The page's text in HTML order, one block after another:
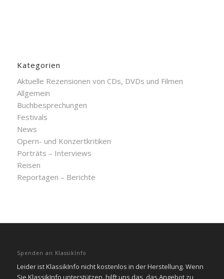
Kategorien
Aktuelle Rezensionen von CDs, DVDs und Filmen
Allgemein
Buchbesprechungen
Festivals
News
Opern- und Konzertkritiken
Porträts – Interviews
Reisen
Reportagen – Berichte
Spenden an KlassikInfo
Leider ist KlassikInfo nicht kostenlos in der Herstellung. Wenn
Sie KlassikInfo unterstützen, hilft uns das, das Angebot zu